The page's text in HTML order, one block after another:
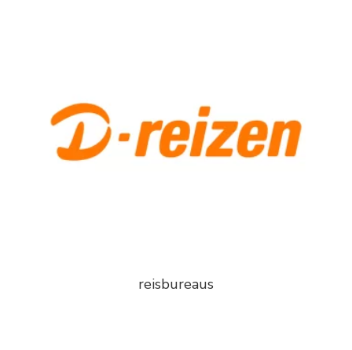
reisbureaus